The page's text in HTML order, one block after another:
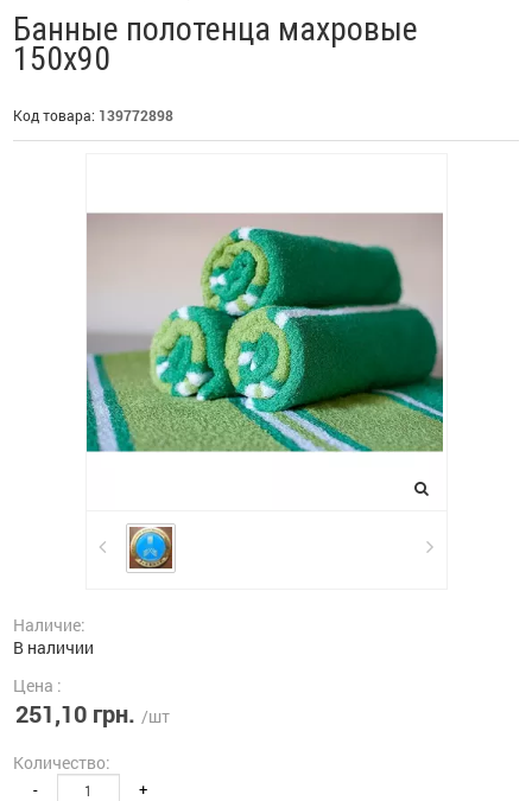
Банные полотенца махровые
150х90
Код товара: 139772898
Наличие:
В наличии
Цена :
251,10 грн. /шт
Количество:
- +